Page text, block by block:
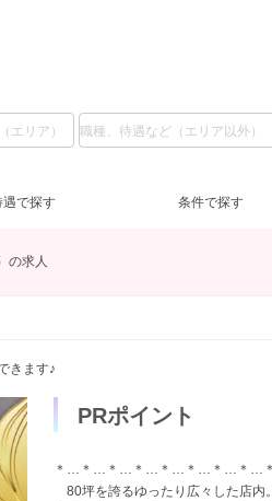
三重県
(1)
遇で探す
日給1万円～
主婦歓迎
今すぐ体入 (2)
寮あり (12) 託
条件で探す
深夜【22～5時】
の求人
きます♪
PRポイント
＊…＊…＊…＊…＊…＊…＊…＊…
80坪を誇るゆったり広々した店内。